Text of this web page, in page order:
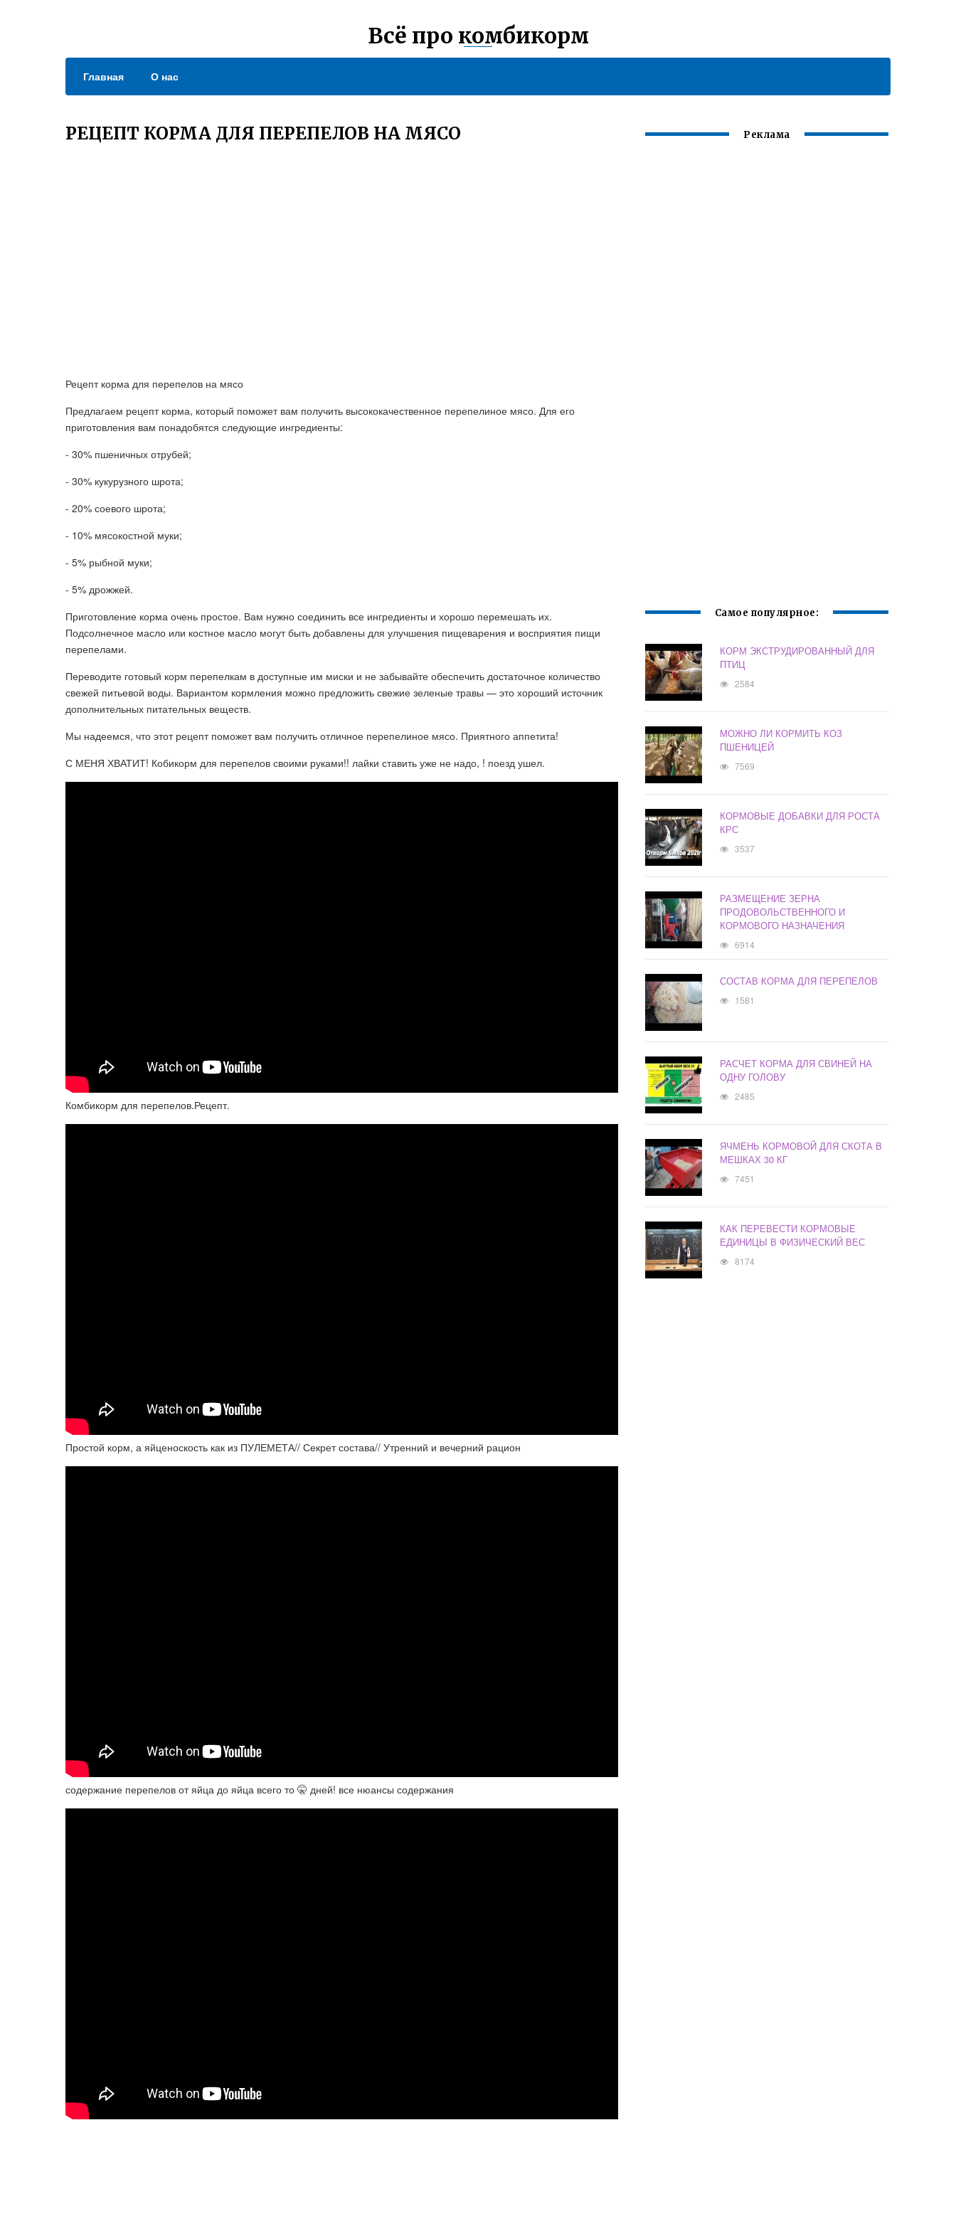
Всё про комбикорм
Главная О нас
РЕЦЕПТ КОРМА ДЛЯ ПЕРЕПЕЛОВ НА МЯСО
Рецепт корма для перепелов на мясо
Предлагаем рецепт корма, который поможет вам получить высококачественное перепелиное мясо. Для его
приготовления вам понадобятся следующие ингредиенты:
- 30% пшеничных отрубей;
- 30% кукурузного шрота;
- 20% соевого шрота;
- 10% мясокостной муки;
- 5% рыбной муки;
- 5% дрожжей.
Приготовление корма очень простое. Вам нужно соединить все ингредиенты и хорошо перемешать их.
Подсолнечное масло или костное масло могут быть добавлены для улучшения пищеварения и восприятия пищи
перепелами.
Переводите готовый корм перепелкам в доступные им миски и не забывайте обеспечить достаточное количество
свежей питьевой воды. Вариантом кормления можно предложить свежие зеленые травы — это хороший источник
дополнительных питательных веществ.
Мы надеемся, что этот рецепт поможет вам получить отличное перепелиное мясо. Приятного аппетита!
С МЕНЯ ХВАТИТ! Кобикорм для перепелов своими руками!! лайки ставить уже не надо, ! поезд ушел.
Комбикорм для перепелов.Рецепт.
Простой корм, а яйценоскость как из ПУЛЕМЕТА// Секрет состава// Утренний и вечерний рацион
содержание перепелов от яйца до яйца всего то 🤫 дней! все нюансы содержания
Реклама
Самое популярное:
КОРМ ЭКСТРУДИРОВАННЫЙ ДЛЯ
ПТИЦ
2584
МОЖНО ЛИ КОРМИТЬ КОЗ
ПШЕНИЦЕЙ
7569
КОРМОВЫЕ ДОБАВКИ ДЛЯ РОСТА
КРС
3537
РАЗМЕЩЕНИЕ ЗЕРНА
ПРОДОВОЛЬСТВЕННОГО И
КОРМОВОГО НАЗНАЧЕНИЯ
6914
СОСТАВ КОРМА ДЛЯ ПЕРЕПЕЛОВ
1581
РАСЧЕТ КОРМА ДЛЯ СВИНЕЙ НА
ОДНУ ГОЛОВУ
2485
ЯЧМЕНЬ КОРМОВОЙ ДЛЯ СКОТА В
МЕШКАХ 30 КГ
7451
КАК ПЕРЕВЕСТИ КОРМОВЫЕ
ЕДИНИЦЫ В ФИЗИЧЕСКИЙ ВЕС
8174